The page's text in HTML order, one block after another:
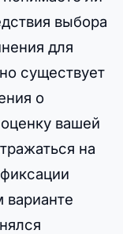
выбора
для
существует
о
вашей
на
варианте